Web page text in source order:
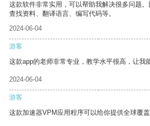
这款软件非常实用，可以帮助我解决很多问题
查找资料、翻译语言、编写代码等。
2024-06-04
游客
这款app的老师非常专业，教学水平很高，让我
2024-06-04
游客
这款加速器VPM应用程序可以给你提供全球覆盖